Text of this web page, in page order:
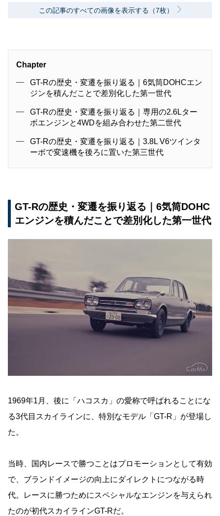
この記事のすべての画像を表示する（7枚）
Chapter
GT-Rの歴史・変遷を振り返る｜6気筒DOHCエン
ジンを積んだことで差別化した第一世代
GT-Rの歴史・変遷を振り返る｜専用の2.6Lター
ボエンジンと4WDを組み合わせた第二世代
GT-Rの歴史・変遷を振り返る｜3.8L V6ツインタ
ーボで変速機を後ろに置いた第三世代
GT-Rの歴史・変遷を振り返る｜6気筒DOHC
エンジンを積んだことで差別化した第一世代
1969年1月、後に「ハコスカ」の愛称で呼ばれることにな
る3代目スカイラインに、特別なモデル「GT-R」が登場し
た。
当時、国内レースで勝つことはプロモーションとして有効
で、ブランドイメージの向上にダイレクトにつながる時
代。レースに勝つためにスペシャルなエンジンを与えられ
たのが初代スカイラインGT-Rだ。